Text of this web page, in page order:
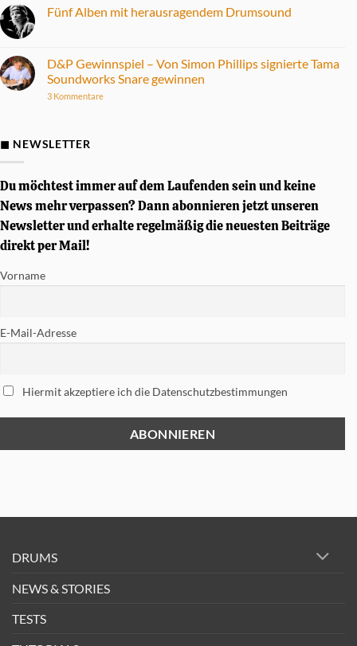
Fame
DD-
Drum
Set
im
Fünf Alben mit herausragendem Drumsound
Fünf
Alben
mit
Drumsound
D&P Gewinnspiel – Von Simon Phillips signierte Tama
Soundworks Snare gewinnen
3 Kommentarezu
Soundworks
gewinnen
◼ NEWSLETTER
Du möchtest immer auf dem Laufenden sein und keine
News mehr verpassen? Dann abonnieren jetzt unseren
Newsletter und erhalte regelmäßig die neuesten Beiträge
direkt per Mail!
Vorname
E-Mail-Adresse
Hiermit akzeptiere ich die Datenschutzbestimmungen
DRUMS
NEWS & STORIES
TESTS